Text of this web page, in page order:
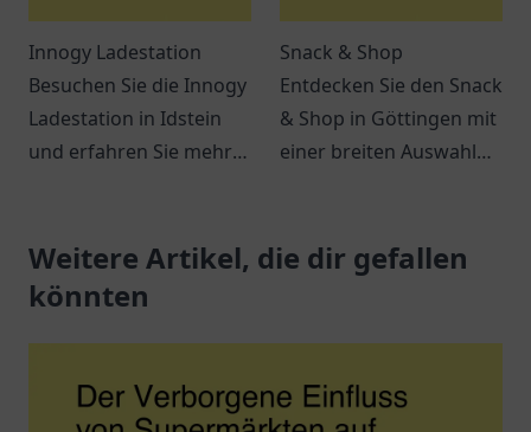
Innogy Ladestation
Besuchen Sie die Innogy
Ladestation in Idstein
und erfahren Sie mehr
in Ihrer Nähe.
Snack & Shop
Entdecken Sie den Snack
& Shop in Göttingen mit
einer breiten Auswahl
jeden Hunger.
Weitere Artikel, die dir gefallen
könnten